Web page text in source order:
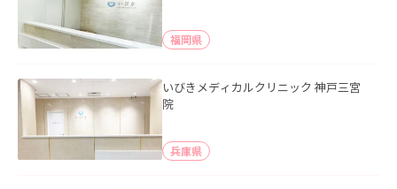
福岡県
いびきメディカルクリニック 神戸三宮
院
兵庫県